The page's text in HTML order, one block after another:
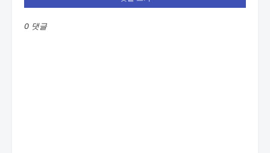
0 댓글